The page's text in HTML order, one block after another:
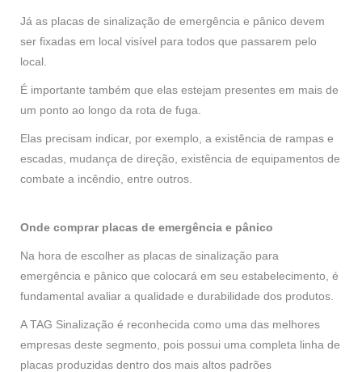
Já as placas de sinalização de emergência e pânico devem
ser fixadas em local visível para todos que passarem pelo
local.
É importante também que elas estejam presentes em mais de
um ponto ao longo da rota de fuga.
Elas precisam indicar, por exemplo, a existência de rampas e
escadas, mudança de direção, existência de equipamentos de
combate a incêndio, entre outros.
Onde comprar placas de emergência e pânico
Na hora de escolher as placas de sinalização para
emergência e pânico que colocará em seu estabelecimento, é
fundamental avaliar a qualidade e durabilidade dos produtos.
A TAG Sinalização é reconhecida como uma das melhores
empresas deste segmento, pois possui uma completa linha de
placas produzidas dentro dos mais altos padrões